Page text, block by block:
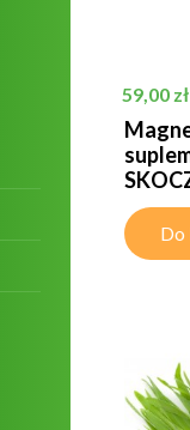
Cena
59,00 zł
Do